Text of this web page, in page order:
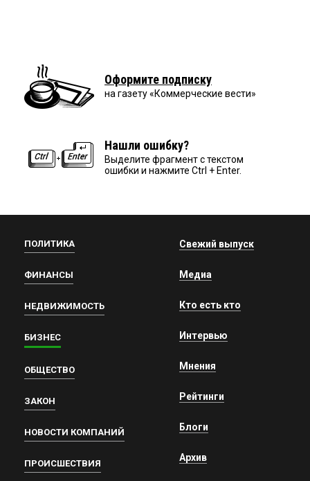
Оформите подписку
на газету «Коммерческие вести»
Нашли ошибку?
Выделите фрагмент с текстом
ошибки и нажмите Ctrl + Enter.
ПОЛИТИКА
ФИНАНСЫ
НЕДВИЖИМОСТЬ
БИЗНЕС
ОБЩЕСТВО
ЗАКОН
НОВОСТИ КОМПАНИЙ
ПРОИСШЕСТВИЯ
Свежий выпуск
Медиа
Кто есть кто
Интервью
Мнения
Рейтинги
Блоги
Архив